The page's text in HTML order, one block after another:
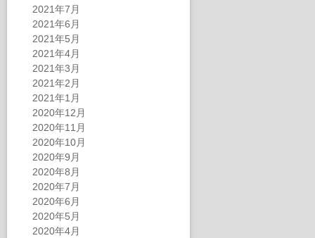
2021年7月
2021年6月
2021年5月
2021年4月
2021年3月
2021年2月
2021年1月
2020年12月
2020年11月
2020年10月
2020年9月
2020年8月
2020年7月
2020年6月
2020年5月
2020年4月